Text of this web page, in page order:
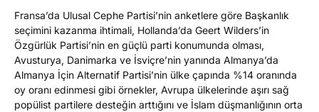
Fransa’da Ulusal Cephe Partisi’nin anketlere göre Başkanlık
seçimini kazanma ihtimali, Hollanda’da Geert Wilders’in
Özgürlük Partisi’nin en güçlü parti konumunda olması,
Avusturya, Danimarka ve İsviçre’nin yanında Almanya’da
Almanya İçin Alternatif Partisi’nin ülke çapında %14 oranında
oy oranı edinmesi gibi örnekler, Avrupa ülkelerinde aşırı sağ
popülist partilere desteğin arttığını ve İslam düşmanlığının orta